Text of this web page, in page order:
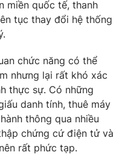
miền quốc tế, thanh
tục thay đổi hệ thống
chức năng có thể
nhưng lại rất khó xác
thực sự. Có những
danh tính, thuê máy
thông qua nhiều
chứng cứ điện tử và
rất phức tạp.